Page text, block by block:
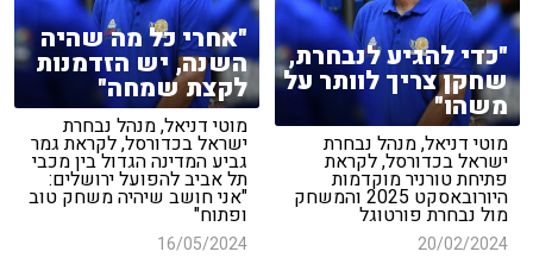
"אחרי כל מה שהיה
השנה, יש הזדמנות
לקצת שמחה"
מוטי דניאל, מנהל נבחרת
ישראל בכדורסל, לקראת גמר
גביע המדינה הגדול בין מכבי
תל אביב להפועל ירושלים:
"אני חושב שיהיה משחק טוב
ופתוח"
16/05/2024
"כדי להגיע לנבחרת,
שחקן צריך לוותר על
משהו"
מוטי דניאל, מנהל נבחרת
ישראל בכדורסל, לקראת
פתיחת טורניר מוקדמות
היורובאסקט 2025 והמשחק
מול נבחרת פורטוגל
20/02/2024